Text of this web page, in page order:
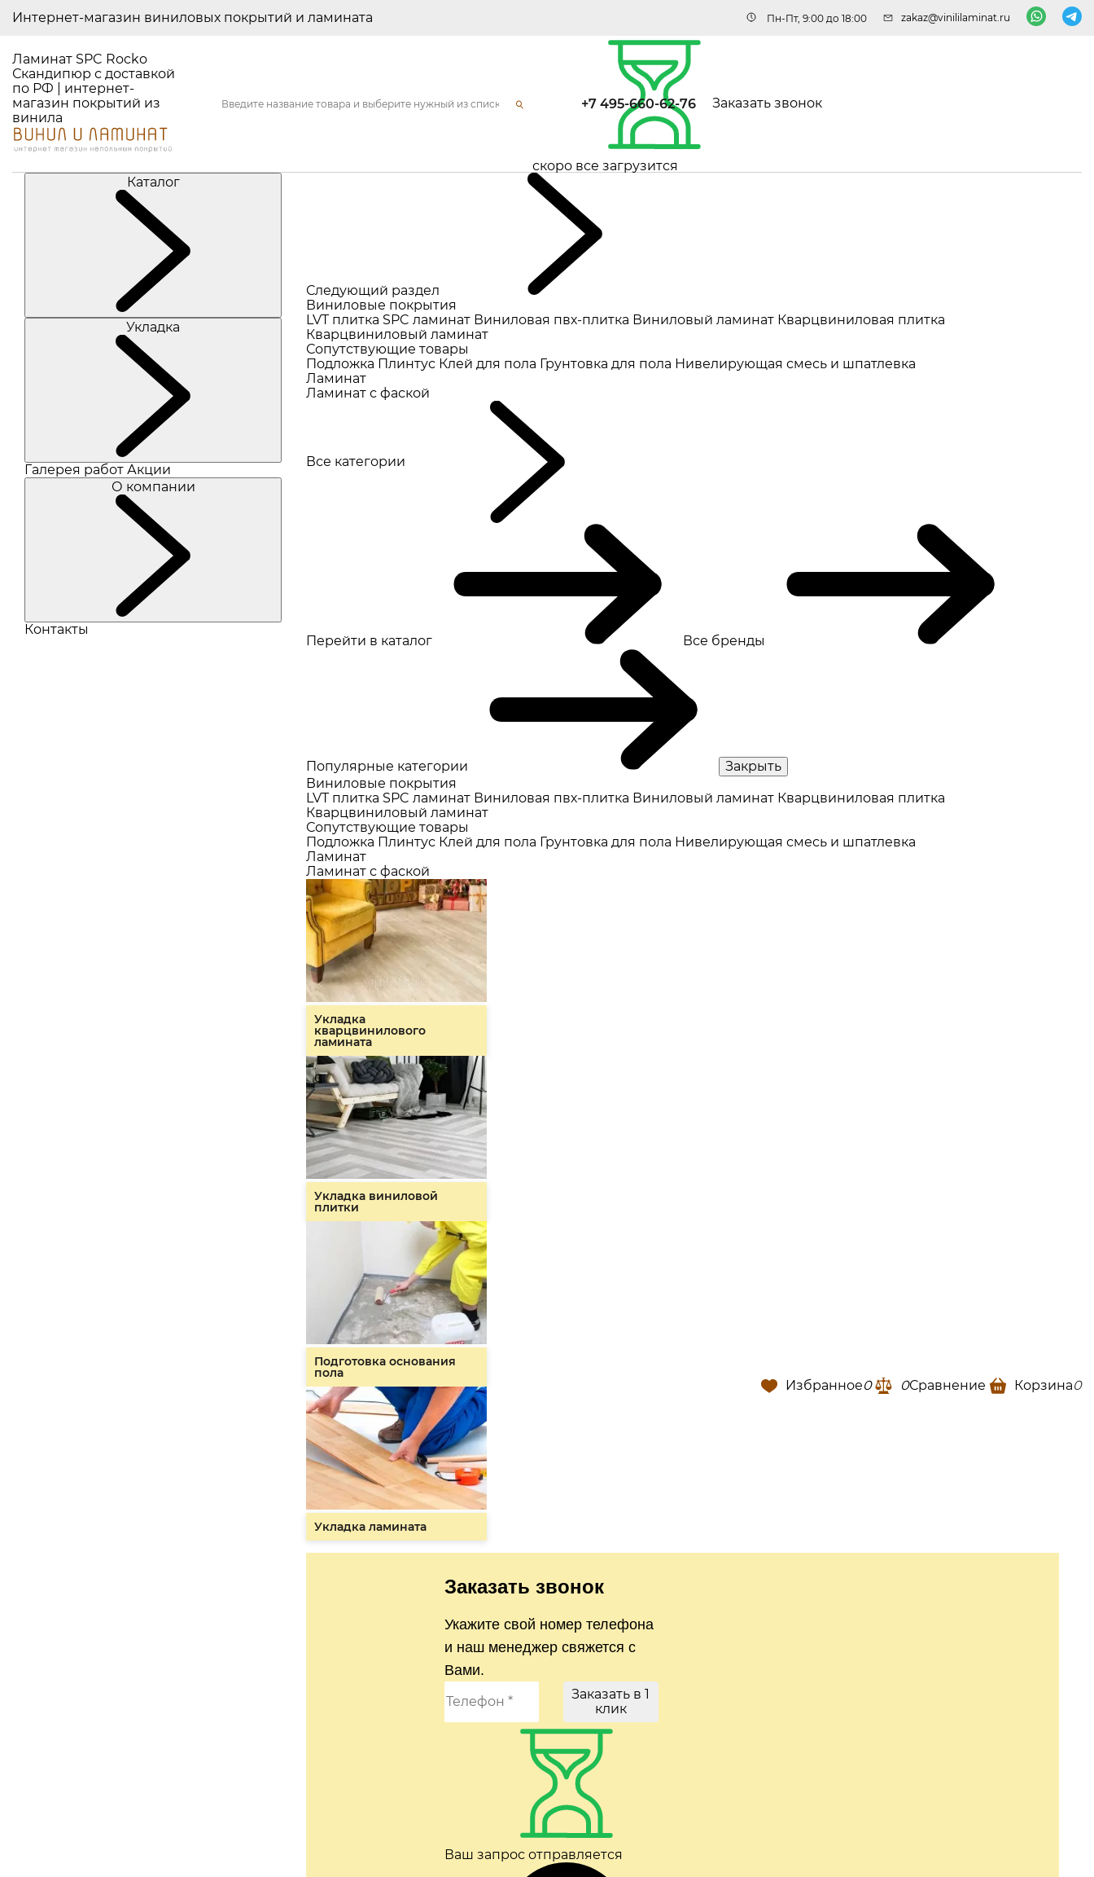
Интернет-магазин виниловых покрытий и ламината Пн-Пт, 9:00 до 18:00 zakaz@vinililaminat.ru
Ламинат SPC Rocko
Скандипюр с доставкой
по РФ | интернет-
магазин покрытий из
винила
скоро все загрузится
+7 495-660-62-76 Заказать звонок
Каталог
Укладка
Галерея работ Акции
О компании
Контакты
Следующий раздел
Виниловые покрытия
LVT плитка SPC ламинат Виниловая пвх-плитка Виниловый ламинат Кварцвиниловая плитка
Кварцвиниловый ламинат
Сопутствующие товары
Подложка Плинтус Клей для пола Грунтовка для пола Нивелирующая смесь и шпатлевка
Ламинат
Ламинат с фаской
Все катeгории
Перейти в каталог Все бренды
Популярные категории
Закрыть
Виниловые покрытия
LVT плитка SPC ламинат Виниловая пвх-плитка Виниловый ламинат Кварцвиниловая плитка
Кварцвиниловый ламинат
Сопутствующие товары
Подложка Плинтус Клей для пола Грунтовка для пола Нивелирующая смесь и шпатлевка
Ламинат
Ламинат с фаской
Укладка
кварцвинилового
ламината
Укладка виниловой
плитки
Подготовка основания
пола
Укладка ламината
Заказать звонок
Укажите свой номер телефона
и наш менеджер свяжется с
Вами.
Заказать в 1
клик
Ваш запрос отправляется
Избранное0 0Сравнение Корзина0